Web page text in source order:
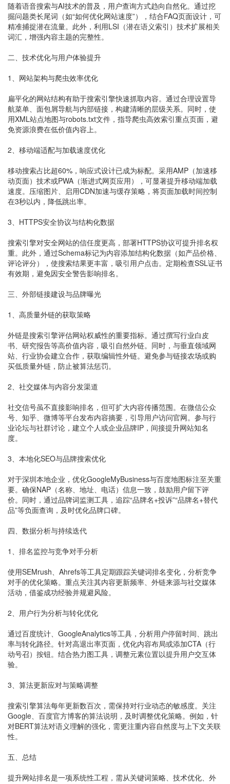
随着语音搜索与AI技术的普及，用户查询方式趋向自然化。通过挖
掘问题类长尾词（如“如何优化网站速度”），结合FAQ页面设计，可
精准捕捉潜在流量。此外，利用LSI（潜在语义索引）技术扩展相关
词汇，增强内容主题的完整性。
二、技术优化与用户体验提升
1、网站架构与爬虫效率优化
扁平化的网站结构有助于搜索引擎快速抓取内容。通过合理设置导
航菜单、面包屑导航与内部链接，构建清晰的层级关系。同时，使
用XML站点地图与robots.txt文件，指导爬虫高效索引重点页面，避
免资源浪费在低价值内容上。
2、移动端适配与加载速度优化
移动搜索占比超60%，响应式设计已成为标配。采用AMP（加速移
动页面）技术或PWA（渐进式网页应用），可显著提升移动端加载
速度。压缩图片、启用CDN加速与缓存策略，将页面加载时间控制
在3秒以内，降低跳出率。
3、HTTPS安全协议与结构化数据
搜索引擎对安全网站的信任度更高，部署HTTPS协议可提升排名权
重。此外，通过Schema标记为内容添加结构化数据（如产品价格、
评论评分），使搜索结果更丰富，吸引用户点击。定期检查SSL证书
有效期，避免因安全警告影响排名。
三、外部链接建设与品牌曝光
1、高质量外链的获取策略
外链是搜索引擎评估网站权威性的重要指标。通过撰写行业白皮
书、研究报告等高价值内容，吸引自然外链。同时，与垂直领域网
站、行业协会建立合作，获取编辑性外链。避免参与链接农场或购
买低质量外链，防止被算法惩罚。
2、社交媒体与内容分发渠道
社交信号虽不直接影响排名，但可扩大内容传播范围。在微信公众
号、知乎、微博等平台发布内容摘要，引导用户访问官网。参与行
业论坛与社群讨论，建立个人或企业品牌IP，间接提升网站知名
度。
3、本地化SEO与品牌搜索优化
对于深圳本地企业，优化GoogleMyBusiness与百度地图标注至关重
要。确保NAP（名称、地址、电话）信息一致，鼓励用户留下评
价。同时，通过品牌词监测工具，追踪“品牌名+投诉”“品牌名+替代
品”等负面查询，及时优化品牌口碑。
四、数据分析与持续迭代
1、排名监控与竞争对手分析
使用SEMrush、Ahrefs等工具定期跟踪关键词排名变化，分析竞争
对手的优化策略。重点关注其内容更新频率、外链来源与社交媒体
活动，借鉴成功经验并规避风险。
2、用户行为分析与转化优化
通过百度统计、GoogleAnalytics等工具，分析用户停留时间、跳出
率与转化路径。针对高退出率页面，优化内容布局或添加CTA（行
动号召）按钮。结合热力图工具，调整元素位置以提升用户交互体
验。
3、算法更新应对与策略调整
搜索引擎算法每年更新数百次，需保持对行业动态的敏感度。关注
Google、百度官方博客的算法说明，及时调整优化策略。例如，针
对BERT算法对语义理解的强化，需更注重内容自然度与上下文关联
性。
五、总结
提升网站排名是一项系统性工程，需从关键词策略、技术优化、外